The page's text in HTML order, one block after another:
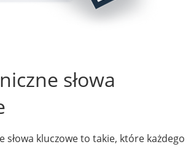
słowa
słowa kluczowe to takie, które każdego